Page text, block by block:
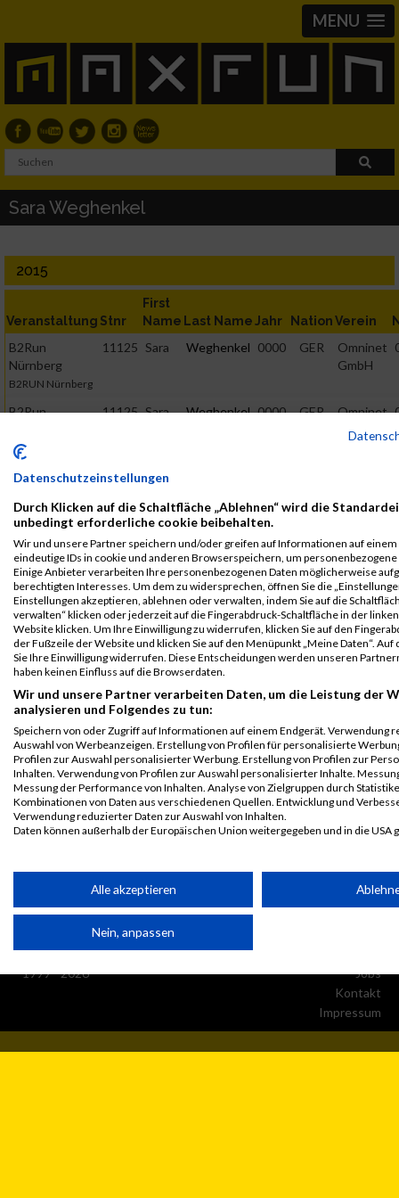
MENU
Sara Weghenkel
2015
Veranstaltung Stnr
First
Name Last NameJahr NationVerein
B2Run
Nürnberg
B2RUN Nürnberg
11125 Sara Weghenkel 0000 GER
Omninet
GmbH
B2Run
Einzelwertung
11125 Sara Weghenkel 0000 GER
Omninet
GmbH
Nürnberg
Teamwertung
mixed
GmbH
Legende:
GPos = Geschlechter Position, KPos = Kategorie Position, TPos =
Team Position, DNS = Did not start, DNF = Did not finish, DQ =
Disqualifiziert
© MaxFun Sports GmbH
1999 - 2026
Jobs
Kontakt
Impressum
Datenschutzeinstellungen
Durch Klicken auf die Schaltfläche „Ablehnen“ wird die
unbedingt erforderliche cookie beibehalten.
Wir und unsere Partner speichern und/oder greifen auf Informationen auf einem
eindeutige IDs in cookie und anderen Browserspeichern, um
Einige Anbieter verarbeiten Ihre personenbezogenen Daten möglicherweise
berechtigten Interesses. Um dem zu widersprechen, öffnen Sie die
Einstellungen akzeptieren, ablehnen oder verwalten, indem Sie auf die
verwalten“ klicken oder jederzeit auf die Fingerabdruck-Schaltfläche in der
Website klicken. Um Ihre Einwilligung zu widerrufen, klicken Sie auf den
der Fußzeile der Website und klicken Sie auf den Menüpunkt „Meine Daten“. Auf
Sie Ihre Einwilligung widerrufen. Diese Entscheidungen werden unseren
haben keinen Einfluss auf die Browserdaten.
Wir und unsere Partner verarbeiten Daten, um die Leistung der
analysieren und Folgendes zu tun:
Speichern von oder Zugriff auf Informationen auf einem Endgerät. Verwendung
Auswahl von Werbeanzeigen. Erstellung von Profilen für personalisierte
Profilen zur Auswahl personalisierter Werbung. Erstellung von Profilen zur
Inhalten. Verwendung von Profilen zur Auswahl personalisierter Inhalte.
Messung der Performance von Inhalten. Analyse von Zielgruppen durch
Kombinationen von Daten aus verschiedenen Quellen. Entwicklung und
Verwendung reduzierter Daten zur Auswahl von Inhalten.
Daten können außerhalb der Europäischen Union weitergegeben und in die USA
Partnerliste anzeigen (1 IAB-Anbieter)
Wir nutzen Ihre Daten für folgende Zwecke:
IAB-Verarbeitungszwecke:
Endgerät
Alle akzeptieren
Nein, anpassen